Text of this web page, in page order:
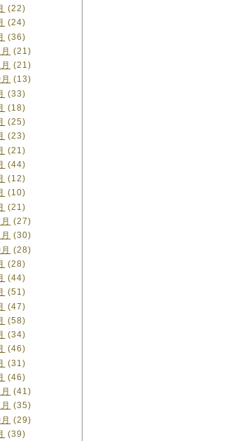
(22)
(24)
(36)
(21)
(21)
(13)
(33)
(18)
(25)
(23)
(21)
(44)
(12)
(10)
(21)
(27)
(30)
(28)
(28)
(44)
(51)
(47)
(58)
(34)
(46)
(31)
(46)
(41)
(35)
(29)
(39)